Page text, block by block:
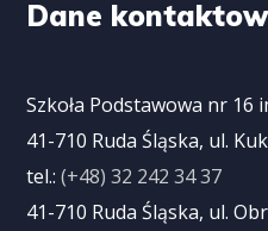
Dane
Szkoła Podstawowa nr 16
41-710 Ruda Śląska, ul.
tel.: (+48) 32 242 34 37
41-710 Ruda Śląska, ul.